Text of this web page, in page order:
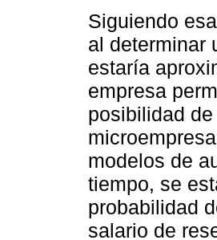
Siguiendo
al determinar
estaría
empresa
posibilidad
modelos de
tiempo, se
probabilidad
salario de